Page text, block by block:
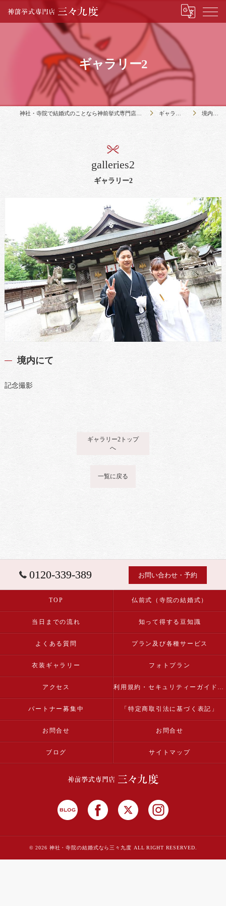
ギャラリー2
神社・寺院で結婚式のことなら神前挙式専門店三々九度 ギャラリー2 境内にて
ギャラリー2
galleries2
境内にて
記念撮影
ギャラリー2トップ
へ
一覧に戻る
0120-339-389 お問い合わせ・予約
TOP 仏前式（寺院の結婚式）
当日までの流れ 知って得する豆知識
よくある質問 プラン及び各種サービス
衣装ギャラリー フォトプラン
アクセス 利用規約・セキュリティーガイドライン
パートナー募集中 「特定商取引法に基づく表記」
お問合せ お問合せ
ブログ サイトマップ
© 2026 神社・寺院の結婚式なら三々九度 ALL RIGHT RESERVED.